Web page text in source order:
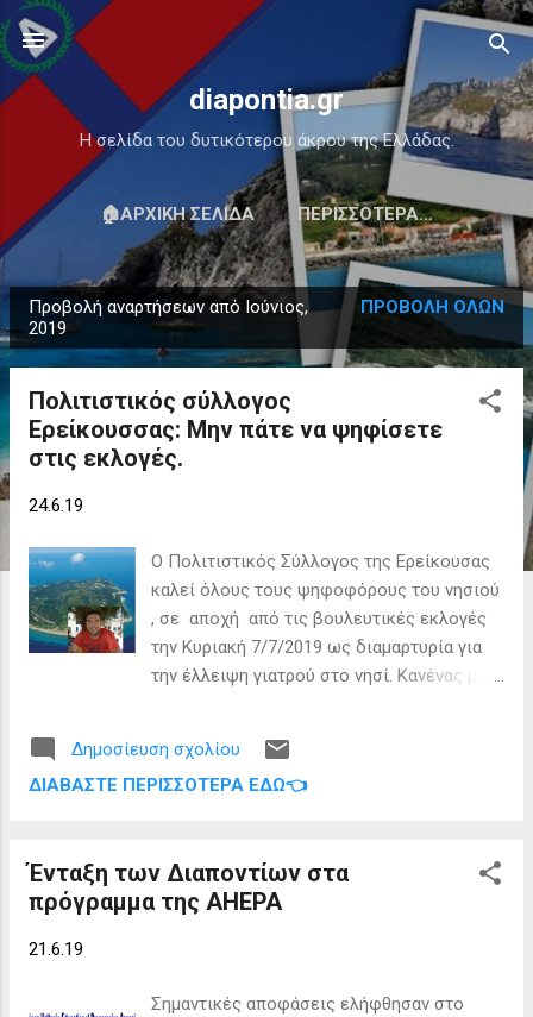
Μετάβαση στο κύριο περιεχόμενο
diapontia.gr
Η σελίδα του δυτικότερου άκρου της Ελλάδας.
🏠ΑΡΧΙΚΉ ΣΕΛΊΔΑ ΠΕΡΙΣΣΌΤΕΡΑ…
Α
ν
Προβολή αναρτήσεων από Ιούνιος,
2019
ΠΡΟΒΟΛΉ ΌΛΩΝ
Πολιτιστικός σύλλογος
Ερείκουσσας: Μην πάτε να ψηφίσετε
στις εκλογές.
24.6.19
Ο Πολιτιστικός Σύλλογος της Ερείκουσας
καλεί όλους τους ψηφοφόρους του νησιού
, σε αποχή από τις βουλευτικές εκλογές
την Κυριακή 7/7/2019 ως διαμαρτυρία για
την έλλειψη γιατρού στο νησί. Κανένας μας
ακολουθώντας όλες τις νόμιμες
διαδικασίες , έχει ξεκινήσει έναν μεγάλο
μπορέσει να βρει μια άκρη για την υπόθεση.
Δυστυχώς όλες οι προσπάθειες μέχρι
Δημοσίευση σχολίου
ΔΙΑΒΆΣΤΕ ΠΕΡΙΣΣΌΤΕΡΑ ΕΔΏ👈
Ένταξη των Διαποντίων στα
πρόγραμμα της AHEPA
21.6.19
Σημαντικές αποφάσεις ελήφθησαν στο